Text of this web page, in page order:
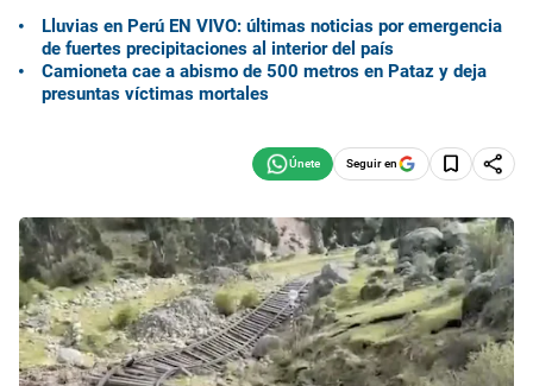
Lluvias en Perú EN VIVO: últimas noticias por emergencia
de fuertes precipitaciones al interior del país
Camioneta cae a abismo de 500 metros en Pataz y deja
presuntas víctimas mortales
Seguir en